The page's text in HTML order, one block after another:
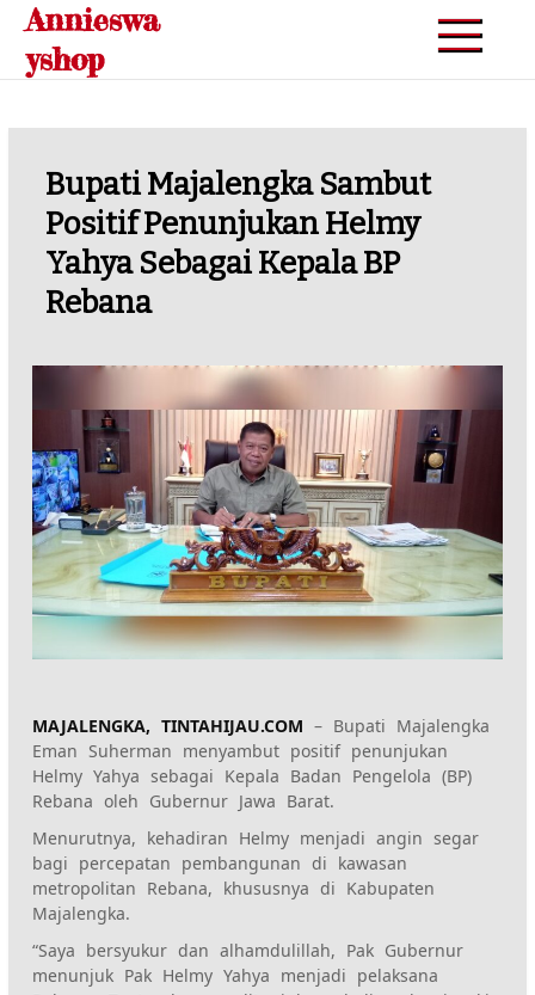
Skip
content
Annieswa
yshop
‎Bupati Majalengka Sambut
Positif Penunjukan Helmy
Yahya Sebagai Kepala BP
Rebana‎‎
MAJALENGKA, TINTAHIJAU.COM – Bupati Majalengka
Eman Suherman menyambut positif penunjukan
Helmy Yahya sebagai Kepala Badan Pengelola (BP)
Rebana oleh Gubernur Jawa Barat.
Menurutnya, kehadiran Helmy menjadi angin segar
bagi percepatan pembangunan di kawasan
metropolitan Rebana, khususnya di Kabupaten
Majalengka.
‎‎“Saya bersyukur dan alhamdulillah, Pak Gubernur
menunjuk Pak Helmy Yahya menjadi pelaksana